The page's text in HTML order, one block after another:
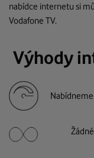
nabídce internetu si
Vodafone TV.
Výhody